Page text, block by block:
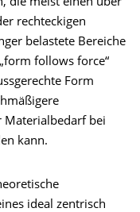
die meist einen über
rechteckigen
belastete Bereiche
follows force“
Form
Materialbedarf bei
kann.
ideal zentrisch